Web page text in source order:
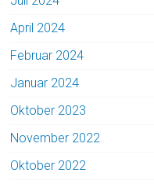
April 2024
Februar 2024
Januar 2024
Oktober 2023
November 2022
Oktober 2022